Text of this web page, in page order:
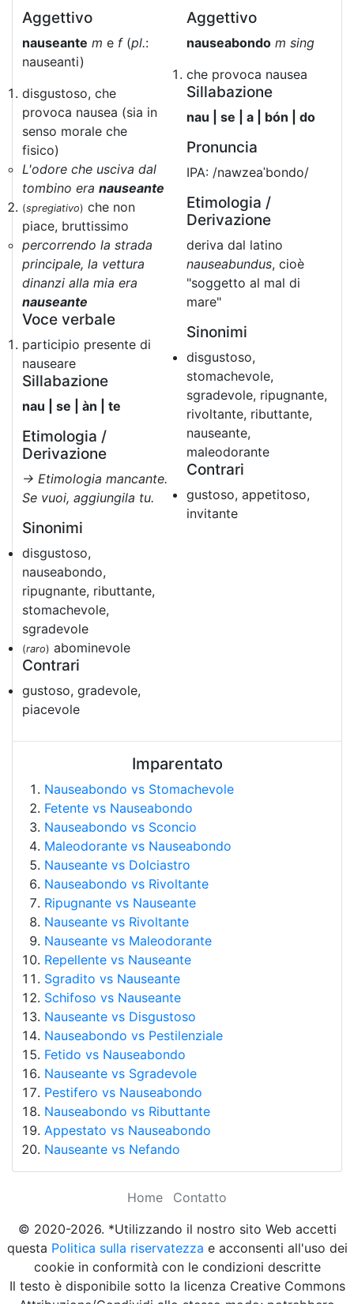
Aggettivo
nauseante m e f(pl.:
nauseanti)
disgustoso, che
provoca nausea (sia in
senso morale che
fisico)
L'odore che usciva dal
tombino era nauseante
(spregiativo) che non
piace, bruttissimo
percorrendo la strada
principale, la vettura
dinanzi alla mia era
nauseante
Voce verbale
participio presente di
nauseare
Sillabazione
nau | se | àn | te
Etimologia /
Derivazione
→ Etimologia mancante.
Se vuoi, aggiungila tu.
Sinonimi
disgustoso,
nauseabondo,
ripugnante, ributtante,
stomachevole,
sgradevole
(raro) abominevole
Contrari
gustoso, gradevole,
piacevole
Aggettivo
nauseabondo m sing
che provoca nausea
Sillabazione
nau | se | a | bón | do
Pronuncia
IPA: /nawzeaˈbondo/
Etimologia /
Derivazione
deriva dal latino
nauseabundus, cioè
"soggetto al mal di
mare"
Sinonimi
disgustoso,
stomachevole,
sgradevole, ripugnante,
rivoltante, ributtante,
nauseante,
maleodorante
Contrari
gustoso, appetitoso,
invitante
Imparentato
Nauseabondo vs Stomachevole
Fetente vs Nauseabondo
Nauseabondo vs Sconcio
Maleodorante vs Nauseabondo
Nauseante vs Dolciastro
Nauseabondo vs Rivoltante
Ripugnante vs Nauseante
Nauseante vs Rivoltante
Nauseante vs Maleodorante
Repellente vs Nauseante
Sgradito vs Nauseante
Schifoso vs Nauseante
Nauseante vs Disgustoso
Nauseabondo vs Pestilenziale
Fetido vs Nauseabondo
Nauseante vs Sgradevole
Pestifero vs Nauseabondo
Nauseabondo vs Ributtante
Appestato vs Nauseabondo
Nauseante vs Nefando
Home
Contatto
© 2020-2026. *Utilizzando il nostro sito Web accetti
questa Politica sulla riservatezza e acconsenti all'uso dei
cookie in conformità con le condizioni descritte
Il testo è disponibile sotto la licenza Creative Commons